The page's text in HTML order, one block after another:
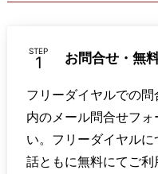
STEP お問合せ・無
フリーダイヤルでの
内のメール問合せフ
い。フリーダイヤル
話ともに無料にてご利